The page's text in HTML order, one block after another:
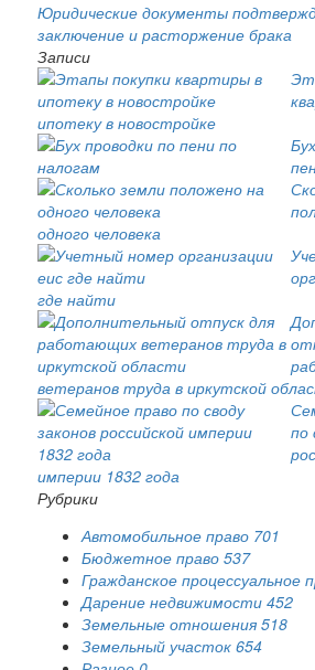
Юридические документы
заключение и расторжение брака
Записи
ипотеку в новостройке
одного человека
где найти
ветеранов труда в иркутской
по
империи 1832 года
Рубрики
Автомобильное право 701
Бюджетное право 537
Гражданское процессуальное
Дарение недвижимости 452
Земельные отношения 518
Земельный участок 654